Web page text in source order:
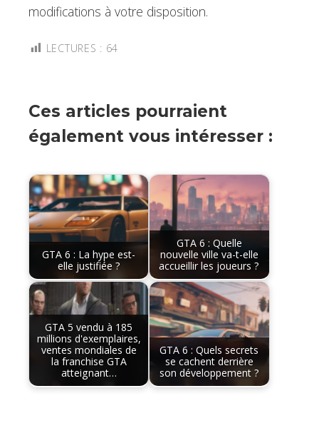
modifications à votre disposition.
LECTURES : 64
Ces articles pourraient
également vous intéresser :
GTA 6 : La hype est-
elle justifiée ?
GTA 6 : Quelle
nouvelle ville va-t-elle
accueillir les joueurs ?
GTA 5 vendu à 185
millions d'exemplaires,
ventes mondiales de
la franchise GTA
atteignant…
GTA 6 : Quels secrets
se cachent derrière
son développement ?